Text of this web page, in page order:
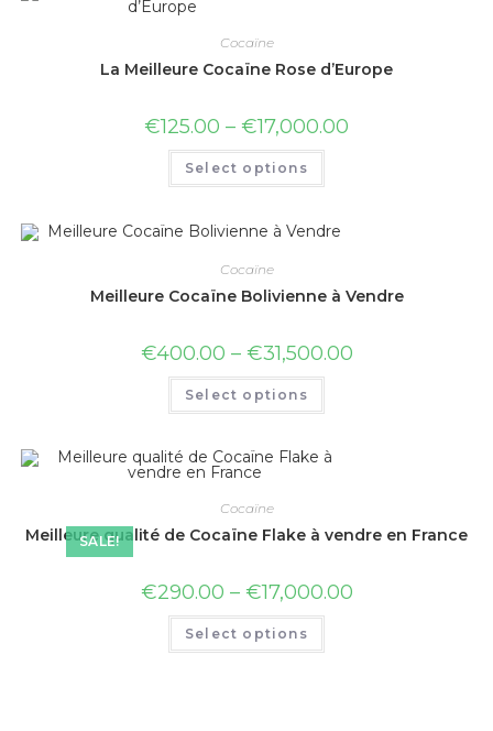
Cocaïne
La Meilleure Cocaïne Rose d’Europe
€125.00 – €17,000.00
Select options
Cocaïne
Meilleure Cocaïne Bolivienne à Vendre
€400.00 – €31,500.00
Select options
SALE!
Cocaïne
Meilleure qualité de Cocaïne Flake à vendre en France
€290.00 – €17,000.00
Select options